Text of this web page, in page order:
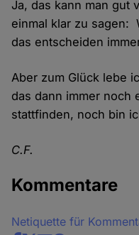
Ja, das kann man gut
einmal klar zu sagen:
das entscheiden
Aber zum Glück lebe
das dann immer noch
stattfinden, noch bin
C.F.
Kommentare
Netiquette für